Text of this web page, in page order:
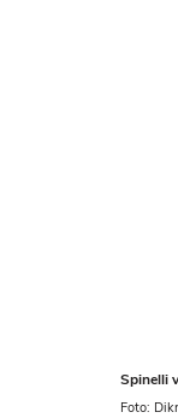
Spinelli
Foto: